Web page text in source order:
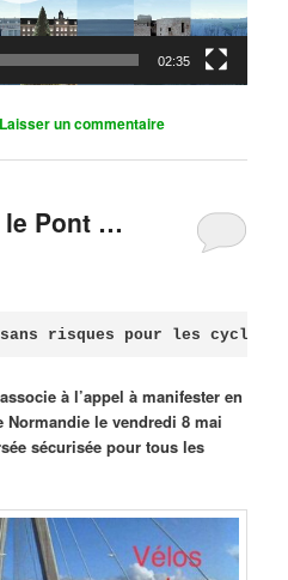
02:35
Laisser un commentaire
le Pont …
sans risques pour les
à l’appel à manifester en
le vendredi 8 mai
sécurisée pour tous les